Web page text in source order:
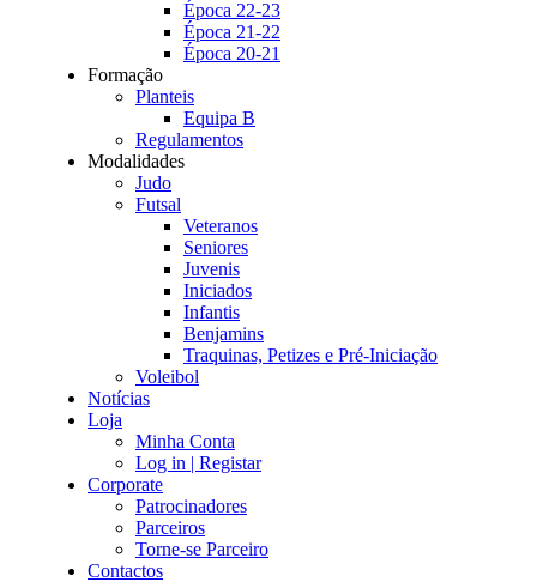
Época 22-23
Época 21-22
Época 20-21
Formação
Planteis
Equipa B
Regulamentos
Modalidades
Judo
Futsal
Veteranos
Seniores
Juvenis
Iniciados
Infantis
Benjamins
Traquinas, Petizes e Pré-Iniciação
Voleibol
Notícias
Loja
Minha Conta
Log in | Registar
Corporate
Patrocinadores
Parceiros
Torne-se Parceiro
Contactos